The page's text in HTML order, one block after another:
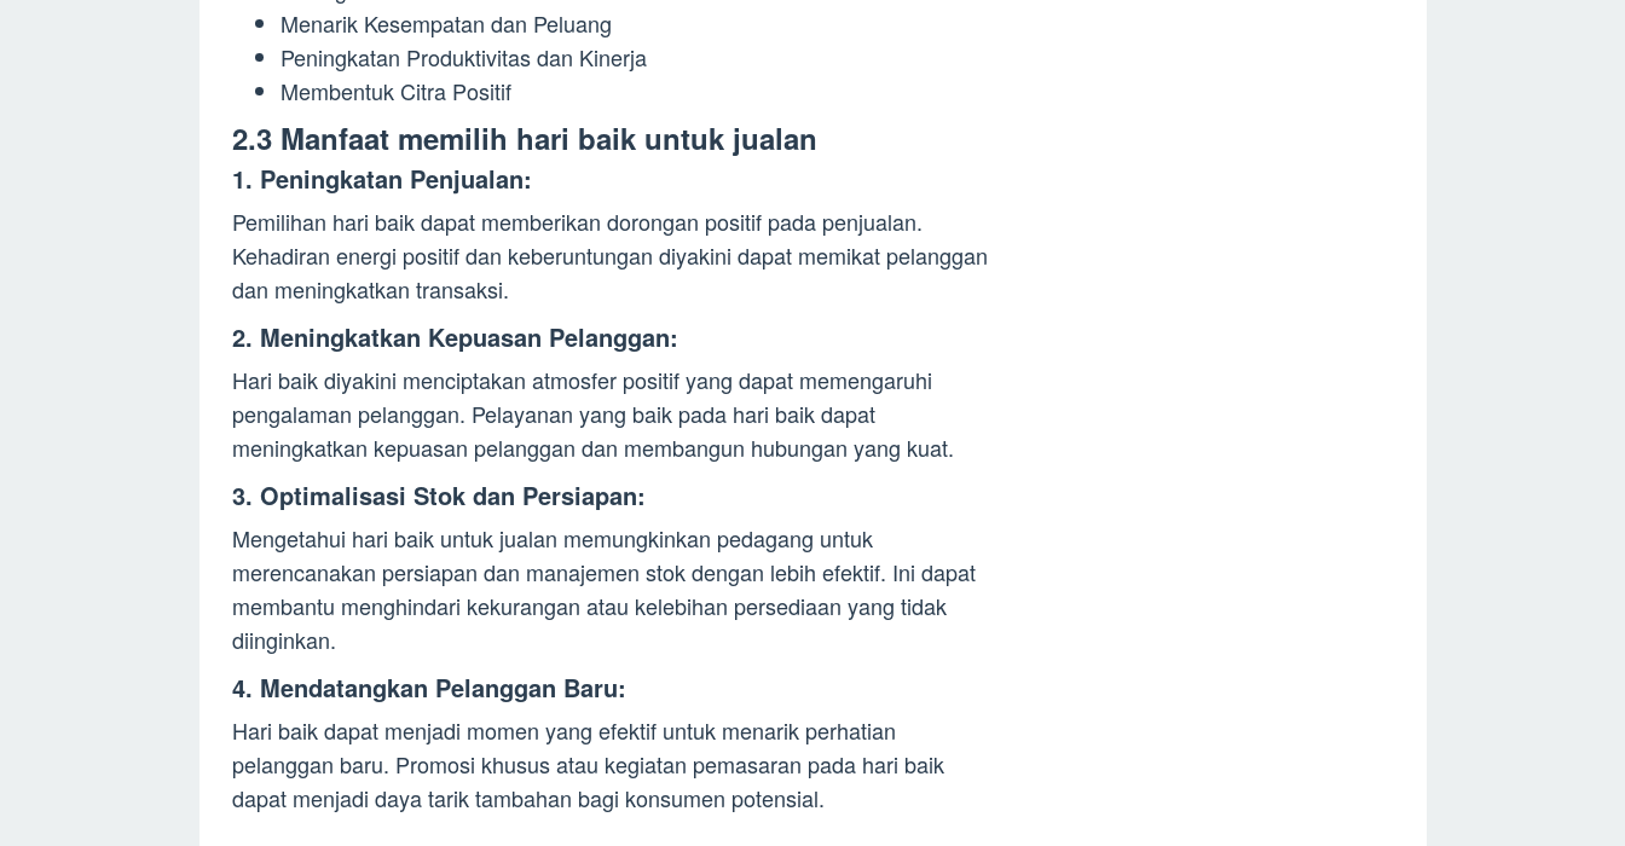
Menarik Kesempatan dan Peluang
Peningkatan Produktivitas dan Kinerja
Membentuk Citra Positif
2.3 Manfaat memilih hari baik untuk jualan
1. Peningkatan Penjualan:
Pemilihan hari baik dapat memberikan dorongan positif pada penjualan.
Kehadiran energi positif dan keberuntungan diyakini dapat memikat pelanggan
dan meningkatkan transaksi.
2. Meningkatkan Kepuasan Pelanggan:
Hari baik diyakini menciptakan atmosfer positif yang dapat memengaruhi
pengalaman pelanggan. Pelayanan yang baik pada hari baik dapat
meningkatkan kepuasan pelanggan dan membangun hubungan yang kuat.
3. Optimalisasi Stok dan Persiapan:
Mengetahui hari baik untuk jualan memungkinkan pedagang untuk
merencanakan persiapan dan manajemen stok dengan lebih efektif. Ini dapat
membantu menghindari kekurangan atau kelebihan persediaan yang tidak
diinginkan.
4. Mendatangkan Pelanggan Baru:
Hari baik dapat menjadi momen yang efektif untuk menarik perhatian
pelanggan baru. Promosi khusus atau kegiatan pemasaran pada hari baik
dapat menjadi daya tarik tambahan bagi konsumen potensial.